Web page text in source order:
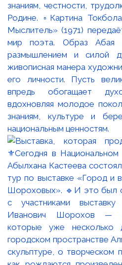
знаниям, честности,
Родине. ▫️Картина
Мыслитель» (1971)
мир поэта. Образ Абая
размышлением и силой
живописная манера
его личности. Пусть
впредь обогащает
вдохновляя молодое
знаниям, культуре и
национальным ценностям.